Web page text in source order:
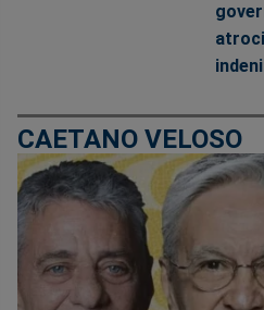
CAETANO VELOSO